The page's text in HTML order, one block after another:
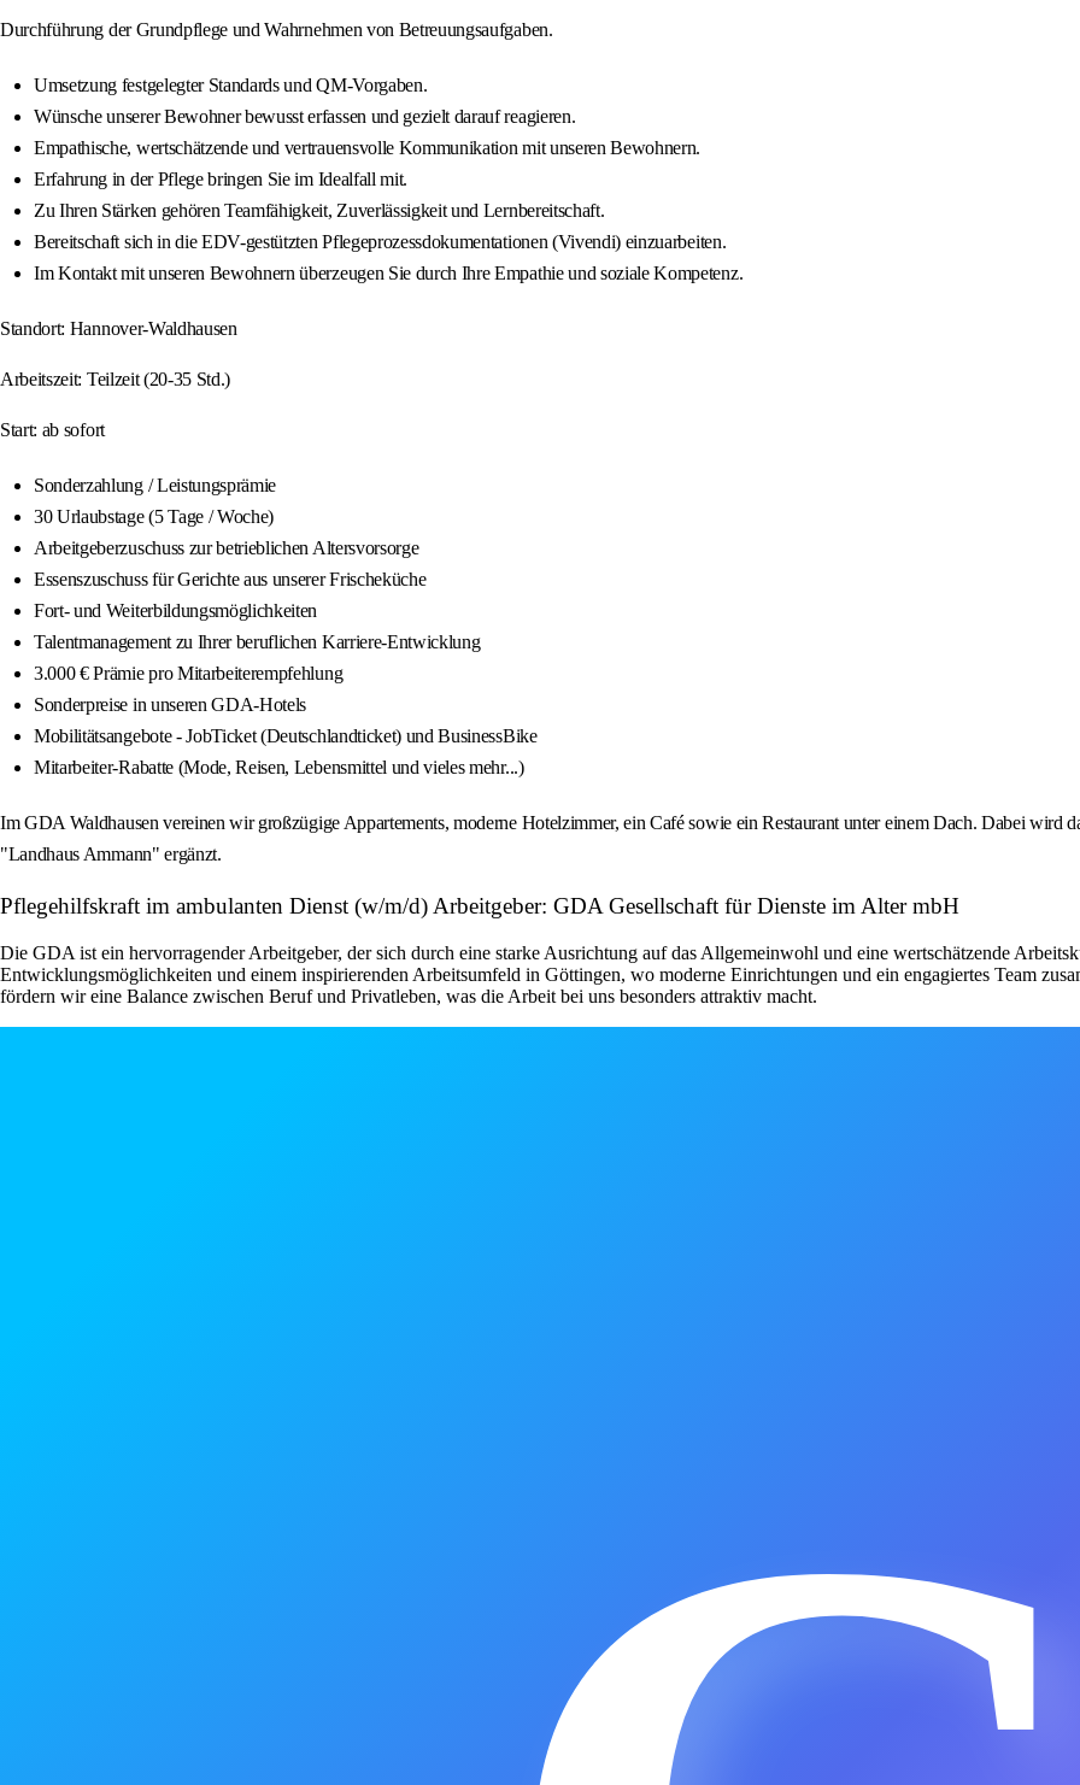
Durchführung der Grundpflege und Wahrnehmen von Betreuungsaufgaben.
Umsetzung festgelegter Standards und QM-Vorgaben.
Wünsche unserer Bewohner bewusst erfassen und gezielt darauf reagieren.
Empathische, wertschätzende und vertrauensvolle Kommunikation mit unseren Bewohnern.
Erfahrung in der Pflege bringen Sie im Idealfall mit.
Zu Ihren Stärken gehören Teamfähigkeit, Zuverlässigkeit und Lernbereitschaft.
Bereitschaft sich in die EDV-gestützten Pflegeprozessdokumentationen (Vivendi) einzuarbeiten.
Im Kontakt mit unseren Bewohnern überzeugen Sie durch Ihre Empathie und soziale Kompetenz.
Standort: Hannover-Waldhausen
Arbeitszeit: Teilzeit (20-35 Std.)
Start: ab sofort
Sonderzahlung / Leistungsprämie
30 Urlaubstage (5 Tage / Woche)
Arbeitgeberzuschuss zur betrieblichen Altersvorsorge
Essenszuschuss für Gerichte aus unserer Frischeküche
Fort- und Weiterbildungsmöglichkeiten
Talentmanagement zu Ihrer beruflichen Karriere-Entwicklung
3.000 € Prämie pro Mitarbeiterempfehlung
Sonderpreise in unseren GDA-Hotels
Mobilitätsangebote - JobTicket (Deutschlandticket) und BusinessBike
Mitarbeiter-Rabatte (Mode, Reisen, Lebensmittel und vieles mehr...)
Im GDA Waldhausen vereinen wir großzügige Appartements, moderne Hotelzimmer, ein Café sowie ein Restaurant unter einem Dach. Dabei wird
"Landhaus Ammann" ergänzt.
Pflegehilfskraft im ambulanten Dienst (w/m/d) Arbeitgeber: GDA Gesellschaft für Dienste im Alter mbH
Die GDA ist ein hervorragender Arbeitgeber, der sich durch eine starke Ausrichtung auf das Allgemeinwohl und eine wertschätzende
Entwicklungsmöglichkeiten und einem inspirierenden Arbeitsumfeld in Göttingen, wo moderne Einrichtungen und ein engagiertes Team
fördern wir eine Balance zwischen Beruf und Privatleben, was die Arbeit bei uns besonders attraktiv macht.